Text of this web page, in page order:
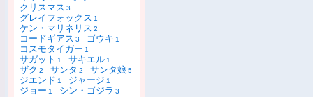
クリスマス 3
グレイフォックス 1
ケン・マリネリス 2
コードギアス 3 ゴウキ 1
コスモタイガー 1
サガット 1 サキエル 1
ザク 2 サンタ 2 サンタ娘 5
ジエンド 1 ジャージ 1
ジョー 1 シン・ゴジラ 3